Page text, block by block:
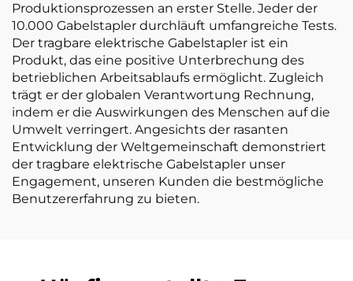
Produktionsprozessen an erster Stelle. Jeder der
10.000 Gabelstapler durchläuft umfangreiche Tests.
Der tragbare elektrische Gabelstapler ist ein
Produkt, das eine positive Unterbrechung des
betrieblichen Arbeitsablaufs ermöglicht. Zugleich
trägt er der globalen Verantwortung Rechnung,
indem er die Auswirkungen des Menschen auf die
Umwelt verringert. Angesichts der rasanten
Entwicklung der Weltgemeinschaft demonstriert
der tragbare elektrische Gabelstapler unser
Engagement, unseren Kunden die bestmögliche
Benutzererfahrung zu bieten.